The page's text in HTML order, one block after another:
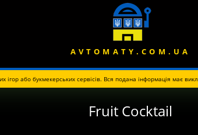
AVTOMATY.COM.UA
ігор або букмекерських сервісів. Вся подана інформація має
Fruit Cocktail